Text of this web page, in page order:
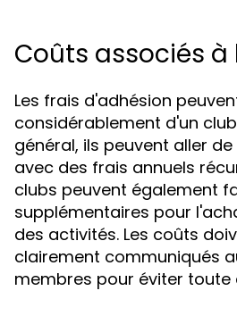
Coûts associés
Les frais d'adhésion
considérablement d'un club
général, ils peuvent aller
avec des frais annuels
clubs peuvent également
supplémentaires pour
des activités. Les coûts
clairement communiqués
membres pour éviter toute